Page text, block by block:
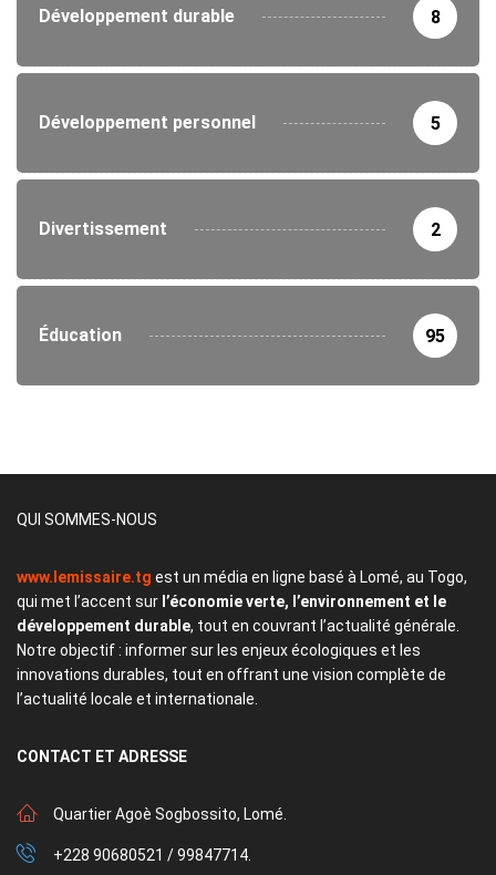
Développement durable 8
Développement personnel 5
Divertissement 2
Éducation 95
QUI SOMMES-NOUS
www.lemissaire.tg est un média en ligne basé à Lomé, au Togo,
qui met l’accent sur l’économie verte, l’environnement et le
développement durable, tout en couvrant l’actualité générale.
Notre objectif : informer sur les enjeux écologiques et les
innovations durables, tout en offrant une vision complète de
l’actualité locale et internationale.
CONTACT ET ADRESSE
Quartier Agoè Sogbossito, Lomé.
+228 90680521 / 99847714.